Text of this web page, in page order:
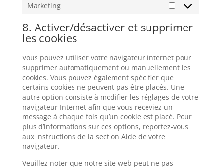
Marketing
Marketing
8. Activer/désactiver et supprimer
les cookies
Vous pouvez utiliser votre navigateur internet pour
supprimer automatiquement ou manuellement les
cookies. Vous pouvez également spécifier que
certains cookies ne peuvent pas être placés. Une
autre option consiste à modifier les réglages de votre
navigateur Internet afin que vous receviez un
message à chaque fois qu’un cookie est placé. Pour
plus d’informations sur ces options, reportez-vous
aux instructions de la section Aide de votre
navigateur.
Veuillez noter que notre site web peut ne pas